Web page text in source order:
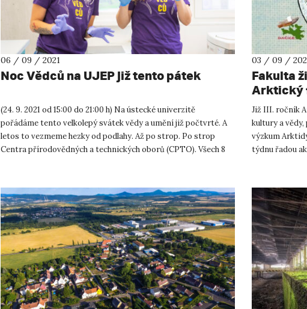
06 / 09 / 2021
Noc Vědců na UJEP již tento pátek
(24. 9. 2021 od 15:00 do 21:00 h) Na ústecké univerzitě
pořádáme tento velkolepý svátek vědy a umění již počtvrté. A
letos to vezmeme hezky od podlahy. Až po strop. Po strop
Centra přírodovědných a technických oborů (CPTO). Všech 8
03 / 09 /
Fakulta
Arktický
Již III. ročník
kultury a
výzkum
týdnu řadou